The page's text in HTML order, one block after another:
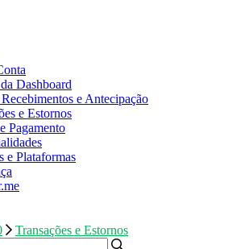
Dashboard
Recebimentos e Antecipação
e Estornos
Pagamento
e Plataformas
Transações e Estornos